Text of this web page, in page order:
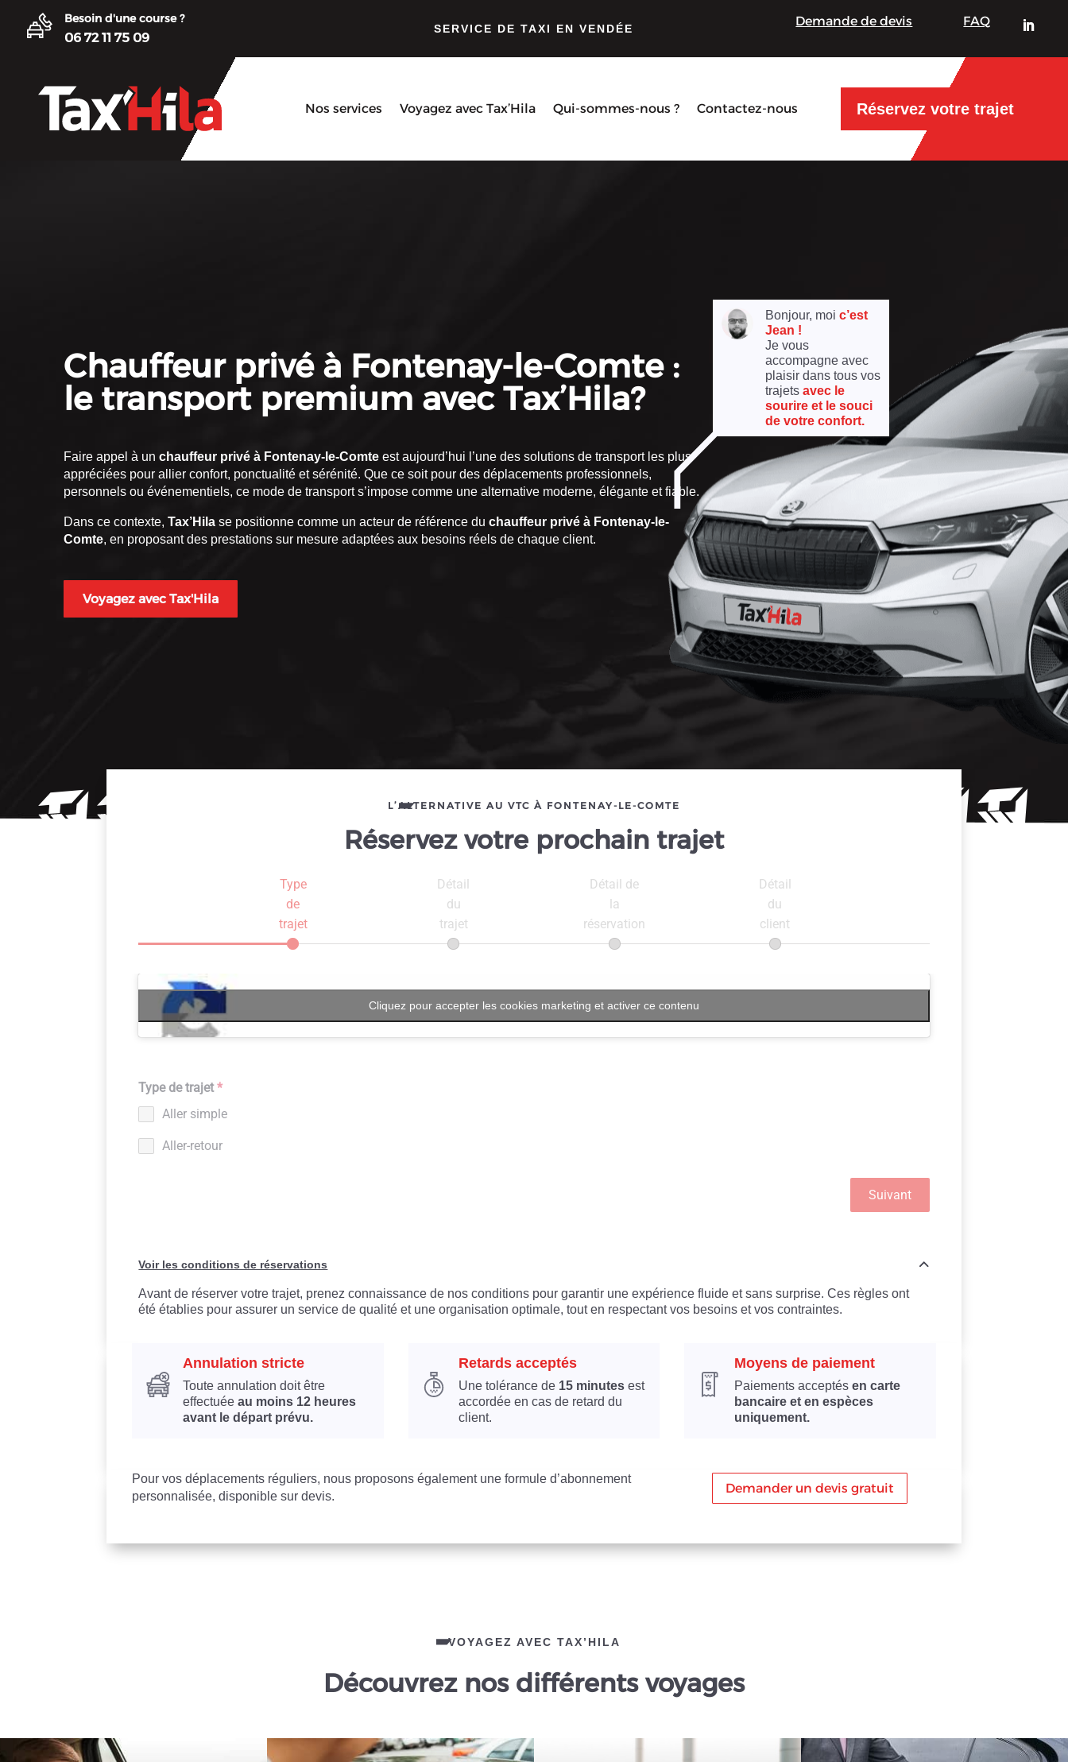
Besoin d'une course ?
06 72 11 75 09
SERVICE DE TAXI EN VENDÉE Demande de devis FAQ
Nos services Voyagez avec Tax’Hila Qui-sommes-nous ? Contactez-nous Réservez votre trajet
Chauffeur privé à Fontenay-le-Comte :
le transport premium avec Tax’Hila?
Faire appel à un chauffeur privé à Fontenay-le-Comte est aujourd’hui l’une des solutions de transport les plus
appréciées pour allier confort, ponctualité et sérénité. Que ce soit pour des déplacements professionnels,
personnels ou événementiels, ce mode de transport s’impose comme une alternative moderne, élégante et fiable.
Dans ce contexte, Tax’Hila se positionne comme un acteur de référence du chauffeur privé à Fontenay-le-
Comte, en proposant des prestations sur mesure adaptées aux besoins réels de chaque client.
Voyagez avec Tax'Hila
Bonjour, moi c’est
Jean !
Je vous
accompagne avec
plaisir dans tous vos
trajets avec le
sourire et le souci
de votre confort.
L’ALTERNATIVE AU VTC À FONTENAY-LE-COMTE
Réservez votre prochain trajet
Type
de
trajet
Détail
du
trajet
Détail de
la
réservation
Détail
du
client
Cliquez pour accepter les cookies marketing et activer ce contenu
Type de trajet*
Aller simple
Aller-retour
Suivant
Voir les conditions de réservations
Avant de réserver votre trajet, prenez connaissance de nos conditions pour garantir une expérience fluide et sans surprise. Ces règles ont
été établies pour assurer un service de qualité et une organisation optimale, tout en respectant vos besoins et vos contraintes.
Annulation stricte
Toute annulation doit être
effectuée au moins 12 heures
avant le départ prévu.
Retards acceptés
Une tolérance de 15 minutesest
accordée en cas de retard du
client.
Moyens de paiement
Paiements acceptésen carte
bancaire et en espèces
uniquement.
Pour vos déplacements réguliers, nous proposons également une formule d’abonnement
personnalisée, disponible sur devis.
Demander un devis gratuit
VOYAGEZ AVEC TAX’HILA
Découvrez nos différents voyages